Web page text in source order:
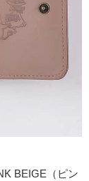
BEIGE（ピン